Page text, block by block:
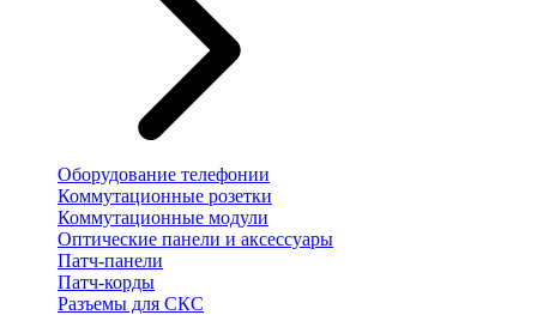
Оборудование телефонии
Коммутационные розетки
Коммутационные модули
Оптические панели и аксессуары
Патч-панели
Патч-корды
Разъемы для СКС